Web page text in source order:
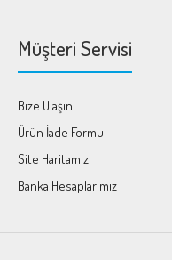
Müşteri Servisi
Bize Ulaşın
Ürün İade Formu
Site Haritamız
Banka Hesaplarımız